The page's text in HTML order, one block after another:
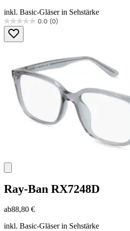
inkl. Basic-Gläser in Sehstärke
0.0 (0)
0.0
von
5
Ray-Ban RX7248D
ab88,80 €
inkl. Basic-Gläser in Sehstärke